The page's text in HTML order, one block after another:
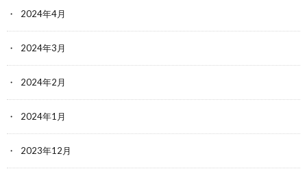
2024年4月
2024年3月
2024年2月
2024年1月
2023年12月